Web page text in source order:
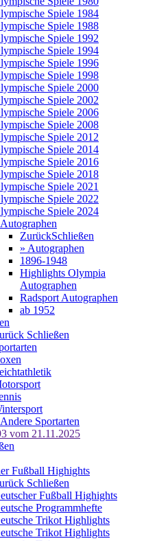
Spiele 1984
Spiele 1988
Spiele 1992
Spiele 1994
Spiele 1996
Spiele 1998
Spiele 2000
Spiele 2002
Spiele 2006
Spiele 2008
Spiele 2012
Spiele 2014
Spiele 2016
Spiele 2018
Spiele 2021
Spiele 2022
Spiele 2024
ZurückSchließen
» Autographen
1896-1948
Highlights Olympia
Autographen
Radsport Autographen
ab 1952
Schließen
Sportarten
vom 21.11.2025
Fußball Highights
Schließen
Fußball Highights
Programmhefte
Trikot Highlights
Trikot Highlights